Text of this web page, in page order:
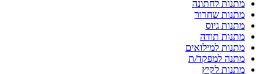
מתנות לחתונה
מתנות שחרור
מתנות גיוס
מתנות תודה
מתנות למילואים
מתנה למפקד/ת
מתנות לקיץ